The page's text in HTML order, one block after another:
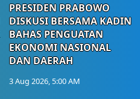
PRESIDEN PRABOWO
DISKUSI BERSAMA KADIN
BAHAS PENGUATAN
EKONOMI NASIONAL
DAN DAERAH
3 Aug 2026, 5:00 AM